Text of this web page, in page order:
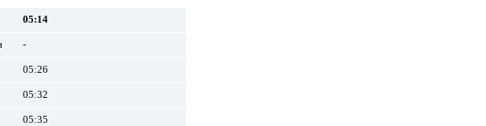
05:14
-
05:26
05:32
05:35